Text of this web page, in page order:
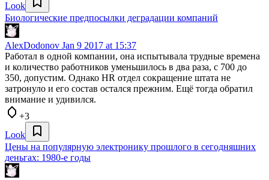
Look
Биологические предпосылки деградации компаний
AlexDodonov Jan 9 2017 at 15:37
Работал в одной компании, она испытывала трудные времена
и количество работников уменьшилось в два раза, с 700 до
350, допустим. Однако HR отдел сокращение штата не
затронуло и его состав остался прежним. Ещё тогда обратил
внимание и удивился.
+3
Look
Цены на популярную электронику прошлого в сегодняшних
деньгах: 1980-е годы